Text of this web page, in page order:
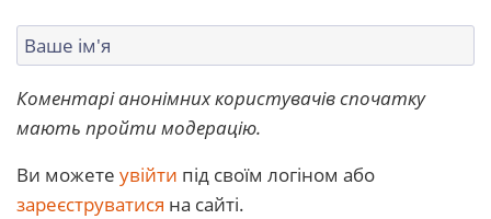
Коментарі анонімних користувачів спочатку
мають пройти модерацію.
Ви можете увійти під своїм логіном або
зареєструватися на сайті.